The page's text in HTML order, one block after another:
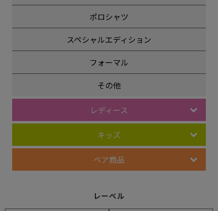
ポロシャツ
スペシャルエディション
フォーマル
その他
レディース
キッズ
ペア商品
レーベル